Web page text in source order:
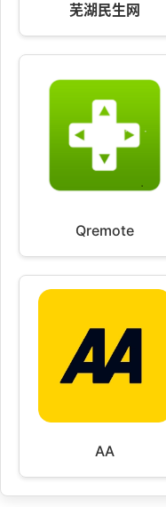
芜湖民生网
Qremote
AA